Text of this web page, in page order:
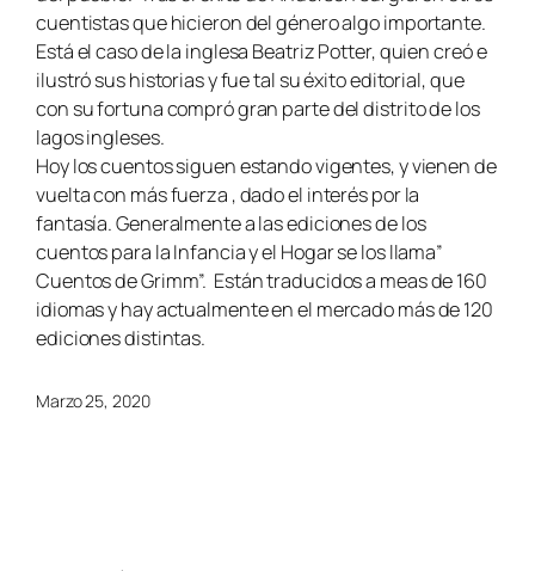
cuentistas que hicieron del género algo importante.
Está el caso de la inglesa Beatriz Potter, quien creó e
ilustró sus historias y fue tal su éxito editorial, que
con su fortuna compró gran parte del distrito de los
lagos ingleses.
Hoy los cuentos siguen estando vigentes, y vienen de
vuelta con más fuerza , dado el interés por la
fantasía. Generalmente a las ediciones de los
cuentos para la Infancia y el Hogar se los llama”
Cuentos de Grimm”. Están traducidos a meas de 160
idiomas y hay actualmente en el mercado más de 120
ediciones distintas.
Marzo 25, 2020